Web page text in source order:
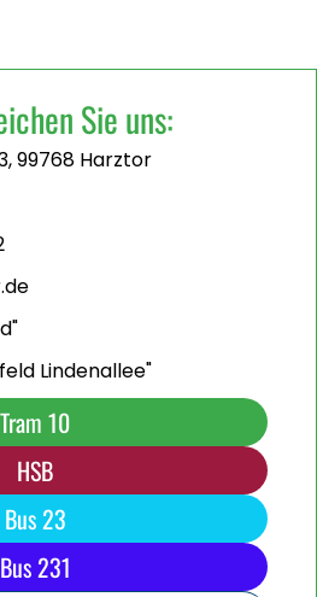
Sie uns:
99768 Harztor
Lindenallee"
Tram 10
HSB
Bus 23
Bus 231